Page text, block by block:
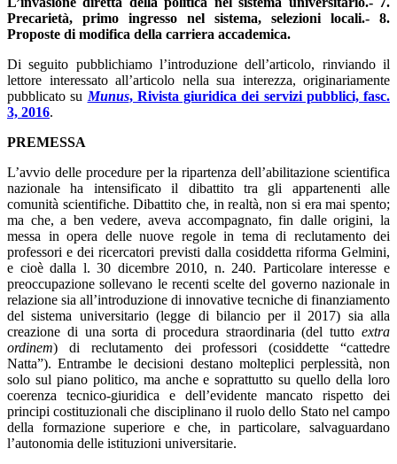
Precarietà, primo ingresso nel sistema, selezioni locali.- 8.
Proposte di modifica della carriera accademica.
Di seguito pubblichiamo l’introduzione dell’articolo, rinviando il
lettore interessato all’articolo nella sua interezza, originariamente
pubblicato su Munus, Rivista giuridica dei servizi pubblici, fasc.
3, 2016.
PREMESSA
L’avvio delle procedure per la ripartenza dell’abilitazione scientifica
nazionale ha intensificato il dibattito tra gli appartenenti alle
comunità scientifiche. Dibattito che, in realtà, non si era mai spento;
ma che, a ben vedere, aveva accompagnato, fin dalle origini, la
messa in opera delle nuove regole in tema di reclutamento dei
professori e dei ricercatori previsti dalla cosiddetta riforma Gelmini,
e cioè dalla l. 30 dicembre 2010, n. 240. Particolare interesse e
preoccupazione sollevano le recenti scelte del governo nazionale in
relazione sia all’introduzione di innovative tecniche di finanziamento
del sistema universitario (legge di bilancio per il 2017) sia alla
creazione di una sorta di procedura straordinaria (del tutto extra
ordinem) di reclutamento dei professori (cosiddette “cattedre
Natta”). Entrambe le decisioni destano molteplici perplessità, non
solo sul piano politico, ma anche e soprattutto su quello della loro
coerenza tecnico-giuridica e dell’evidente mancato rispetto dei
principi costituzionali che disciplinano il ruolo dello Stato nel campo
della formazione superiore e che, in particolare, salvaguardano
l’autonomia delle istituzioni universitarie.